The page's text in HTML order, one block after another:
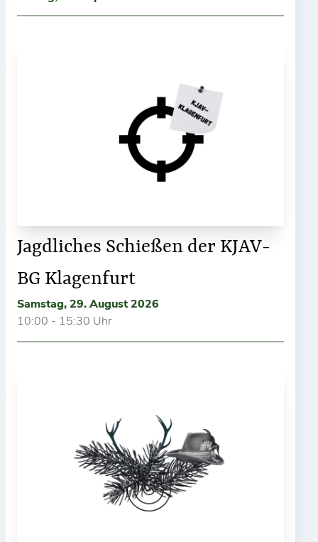
Jagdliches Schießen der KJAV-
BG Klagenfurt
Samstag, 29. August 2026
10:00 - 15:30 Uhr